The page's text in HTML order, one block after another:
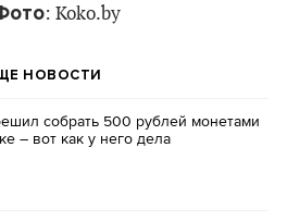
: Koko.by
НОВОСТИ
собрать 500 рублей монетами
– вот как у него дела